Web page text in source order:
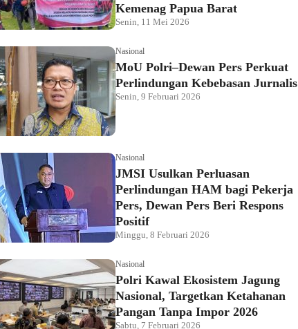
Kemenag Papua Barat
Senin, 11 Mei 2026
Nasional
MoU Polri–Dewan Pers Perkuat
Perlindungan Kebebasan Jurnalis
Senin, 9 Februari 2026
Nasional
JMSI Usulkan Perluasan
Perlindungan HAM bagi Pekerja
Pers, Dewan Pers Beri Respons
Positif
Minggu, 8 Februari 2026
Nasional
Polri Kawal Ekosistem Jagung
Nasional, Targetkan Ketahanan
Pangan Tanpa Impor 2026
Sabtu, 7 Februari 2026